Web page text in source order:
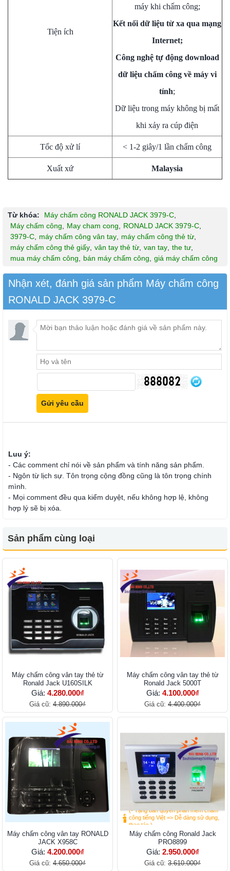
Tiện ích
máy khi chấm công;
Kết nối dữ liệu từ xa qua mạng
Internet;
Công nghệ tự động download
dữ liệu chấm công về máy vi
tính;
Dữ liệu trong máy không bị mất
khi xảy ra cúp điện
Tốc độ xử lí < 1-2 giây/1 lần chấm công
Xuất xứ Malaysia
Từ khóa: Máy chấm công RONALD JACK 3979-C,
Máy chấm công, May cham cong, RONALD JACK 3979-C,
3979-C, máy chấm công vân tay, máy chấm công thẻ từ,
máy chấm công thẻ giấy, vân tay thẻ từ, van tay, the tư,
mua máy chấm công, bán máy chấm công, giá máy chấm công
Nhận xét, đánh giá sản phẩm Máy chấm công
RONALD JACK 3979-C
Luu ý:
- Các comment chỉ nói về sản phẩm và tính năng sản phẩm.
- Ngôn từ lịch sự. Tôn trọng cộng đồng cũng là tôn trọng chính
mình.
- Mọi comment đều qua kiểm duyệt, nếu không hợp lệ, không
hợp lý sẽ bị xóa.
Sản phẩm cùng loại
Máy chấm công vân tay thẻ từ
Ronald Jack U160SILK
Giá: 4.280.000₫
Giá cũ: 4.890.000₫
Máy chấm công vân tay thẻ từ
Ronald Jack 5000T
Giá: 4.100.000₫
Giá cũ: 4.400.000₫
Máy chấm công vân tay RONALD
JACK X958C
Giá: 4.200.000₫
Giá cũ: 4.650.000₫
(- Tặng bản quyền phần mềm chấm
công tiếng Việt => Dễ dàng sử dụng,
thao tác.)
Máy chấm công Ronald Jack
PRO8899
Giá: 2.950.000₫
Giá cũ: 3.610.000₫